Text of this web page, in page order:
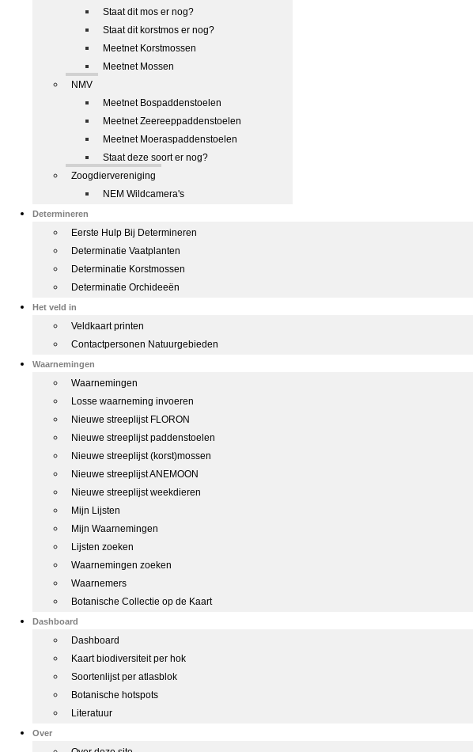
Staat dit mos er nog?
Staat dit korstmos er nog?
Meetnet Korstmossen
Meetnet Mossen
NMV
Meetnet Bospaddenstoelen
Meetnet Zeereeppaddenstoelen
Meetnet Moeraspaddenstoelen
Staat deze soort er nog?
Zoogdiervereniging
NEM Wildcamera's
Determineren
Eerste Hulp Bij Determineren
Determinatie Vaatplanten
Determinatie Korstmossen
Determinatie Orchideeën
Het veld in
Veldkaart printen
Contactpersonen Natuurgebieden
Waarnemingen
Waarnemingen
Losse waarneming invoeren
Nieuwe streeplijst FLORON
Nieuwe streeplijst paddenstoelen
Nieuwe streeplijst (korst)mossen
Nieuwe streeplijst ANEMOON
Nieuwe streeplijst weekdieren
Mijn Lijsten
Mijn Waarnemingen
Lijsten zoeken
Waarnemingen zoeken
Waarnemers
Botanische Collectie op de Kaart
Dashboard
Dashboard
Kaart biodiversiteit per hok
Soortenlijst per atlasblok
Botanische hotspots
Literatuur
Over